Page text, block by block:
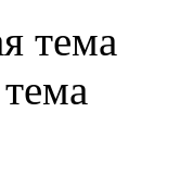
тема